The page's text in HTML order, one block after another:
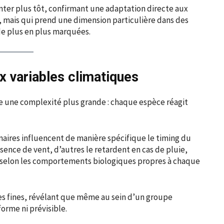
plus tôt, confirmant une adaptation directe aux
qui prend une dimension particulière dans des
plus en plus marquées.
variables climatiques
complexité plus grande : chaque espèce réagit
influencent de manière spécifique le timing du
de vent, d’autres le retardent en cas de pluie,
les comportements biologiques propres à chaque
fines, révélant que même au sein d’un groupe
ni prévisible.